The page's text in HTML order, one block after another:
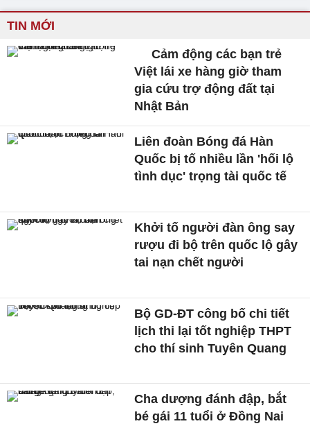
TIN MỚI
Cảm động các bạn trẻ
Việt lái xe hàng giờ tham
gia cứu trợ động đất tại
Nhật Bản
Liên đoàn Bóng đá Hàn
Quốc bị tố nhiều lần 'hối lộ
tình dục' trọng tài quốc tế
Khởi tố người đàn ông say
rượu đi bộ trên quốc lộ gây
tai nạn chết người
Bộ GD-ĐT công bố chi tiết
lịch thi lại tốt nghiệp THPT
cho thí sinh Tuyên Quang
Cha dượng đánh đập, bắt
bé gái 11 tuổi ở Đồng Nai